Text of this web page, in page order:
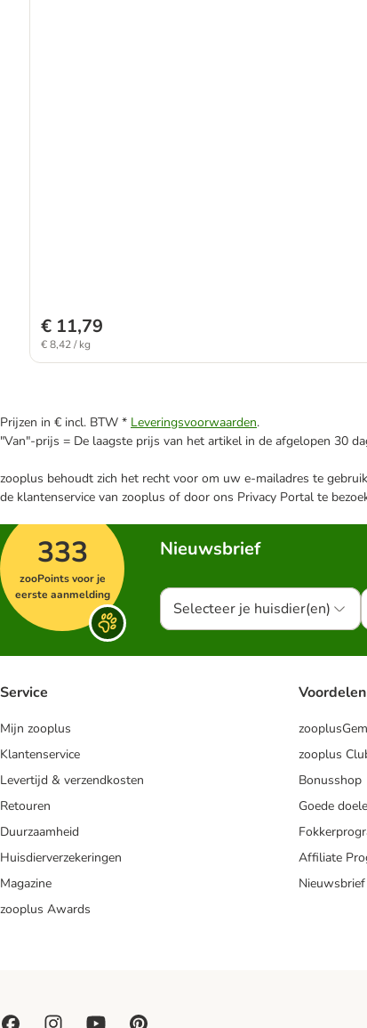
€ 11,79
€ 8,42 / kg
Prijzen in € incl. BTW * Leveringsvoorwaarden.
"Van"-prijs = De laagste prijs van het artikel in de afgelopen 30
zooplus behoudt zich het recht voor om uw e-mailadres te
de klantenservice van zooplus of door ons Privacy Portal te
333
zooPoints voor je
eerste aanmelding
Nieuwsbrief
Selecteer je huisdier(en)
Service
Mijn zooplus
Klantenservice
Levertijd & verzendkosten
Retouren
Duurzaamheid
Huisdierverzekeringen
Magazine
zooplus Awards
Voordelen
zooplus
Bonusshop
Goede
Affiliate
Nieuwsbrief